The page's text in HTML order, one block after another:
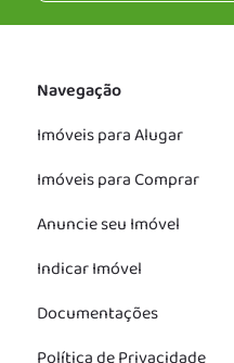
Navegação
Imóveis para Alugar
Imóveis para Comprar
Anuncie seu Imóvel
Indicar Imóvel
Documentações